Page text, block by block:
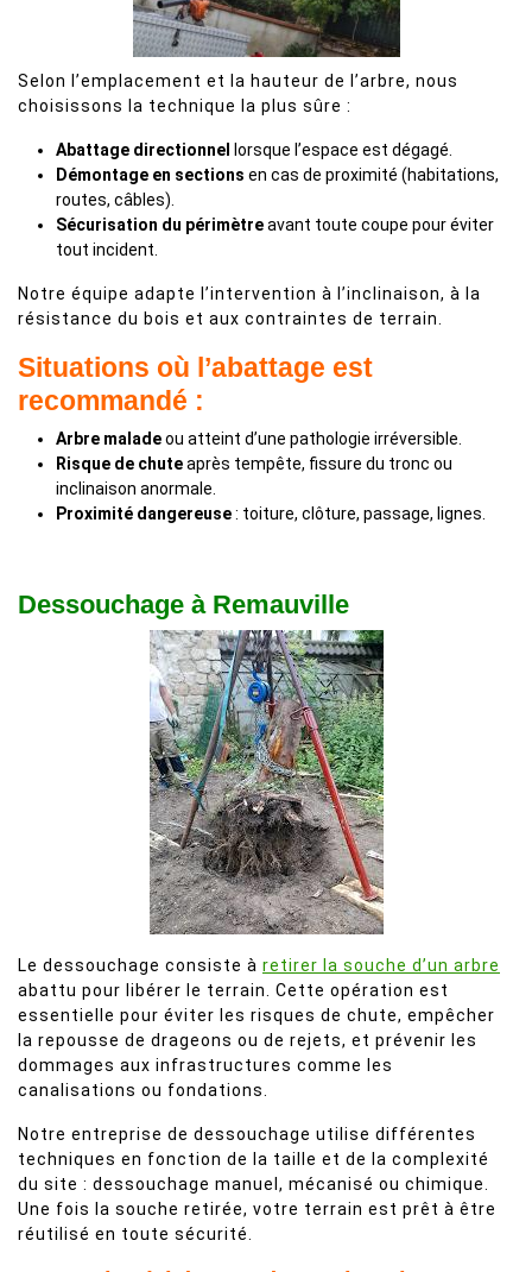
Selon l’emplacement et la hauteur de l’arbre, nous
choisissons la technique la plus sûre :
Abattage directionnel
lorsque l’espace est dégagé.
Démontage en sections en cas de proximité (habitations,
routes, câbles).
Sécurisation du périmètreavant toute coupe pour éviter
tout incident.
Notre équipe adapte l’intervention à l’inclinaison, à la
résistance du bois et aux contraintes de terrain.
Situations où l’abattage est
recommandé :
Arbre maladeou atteint d’une pathologie irréversible.
Risque de chuteaprès tempête, fissure du tronc ou
inclinaison anormale.
Proximité dangereuse: toiture, clôture, passage, lignes.
Dessouchage à Remauville
Le dessouchage consiste à retirer la souche d’un arbre
abattu pour libérer le terrain. Cette opération est
essentielle pour éviter les risques de chute, empêcher
la repousse de drageons ou de rejets, et prévenir les
dommages aux infrastructures comme les
canalisations ou fondations.
Notre entreprise de dessouchage utilise différentes
techniques en fonction de la taille et de la complexité
du site : dessouchage manuel, mécanisé ou chimique.
Une fois la souche retirée, votre terrain est prêt à être
réutilisé en toute sécurité.